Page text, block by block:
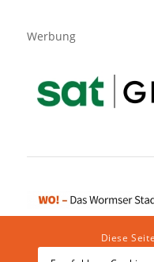
Werbung
Diese